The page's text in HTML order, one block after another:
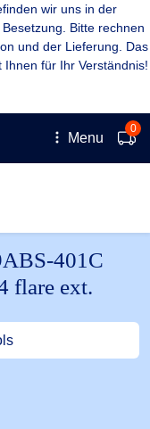
wir uns in der
Bitte rechnen
und der Lieferung. Das
für Ihr Verständnis!
Menu
0
401C
flare ext.